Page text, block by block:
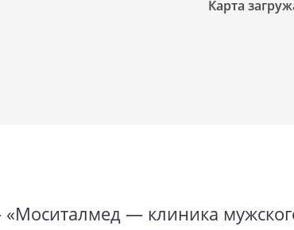
«Моситалмед — клиника